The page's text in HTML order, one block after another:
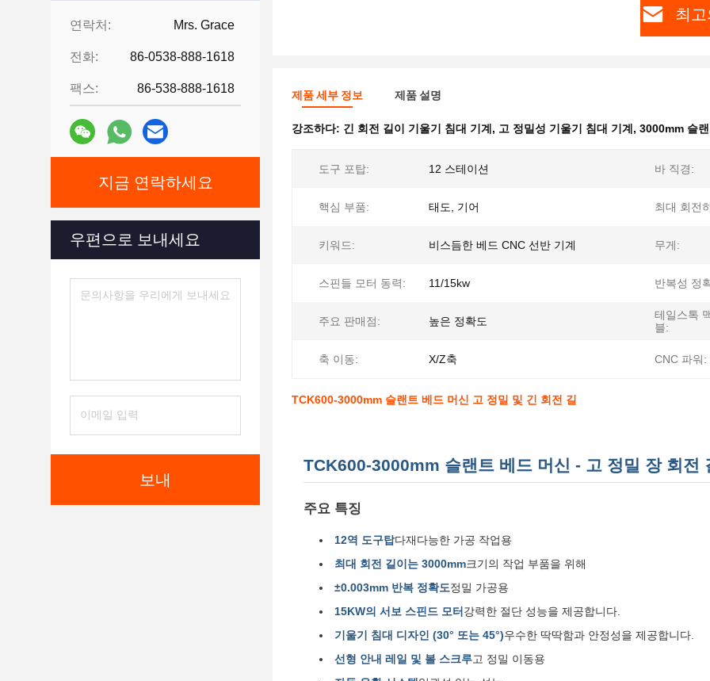
연락처: Mrs. Grace
전화: 86-0538-888-1618
팩스: 86-538-888-1618
지금 연락하세요
우편으로 보내세요
보내
최
제품 세부 정보 제품 설명
강조하다: 긴 회전 길이 기울기 침대 기계 , 고 정밀성 기울기 침대 기계 , 3000mm 슬
도구 포탑: 12 스테이션 바 직경:
핵심 부품: 태도, 기어 최대 회전
키워드: 비스듬한 베드 CNC 선반 기계 무게:
스핀들 모터 동력: 11/15kw 반복성 정
주요 판매점: 높은 정확도
테일스톡
블:
축 이동: X/Z축 CNC 파워:
TCK600-3000mm 슬랜트 베드 머신 고 정밀 및 긴 회전 길
TCK600-3000mm 슬랜트 베드 머신 - 고 정밀 장 회전
주요 특징
12역 도구탑다재다능한 가공 작업용
최대 회전 길이는 3000mm크기의 작업 부품을 위해
±0.003mm 반복 정확도정밀 가공용
15KW의 서보 스핀드 모터 강력한 절단 성능을 제공합니다.
기울기 침대 디자인 (30° 또는 45°)우수한 딱딱함과 안정성을 제공합니다.
선형 안내 레일 및 볼 스크루고 정밀 이동용